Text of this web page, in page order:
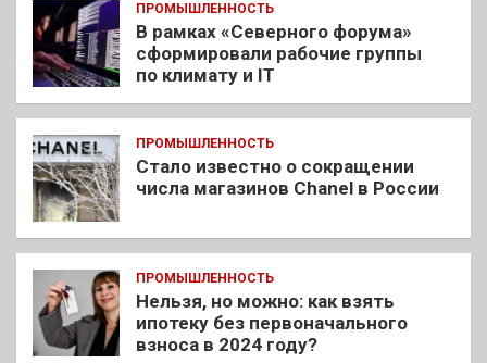
ПРОМЫШЛЕННОСТЬ
В рамках «Северного форума»
сформировали рабочие группы
по климату и IT
ПРОМЫШЛЕННОСТЬ
Стало известно о сокращении
числа магазинов Chanel в России
ПРОМЫШЛЕННОСТЬ
Нельзя, но можно: как взять
ипотеку без первоначального
взноса в 2024 году?